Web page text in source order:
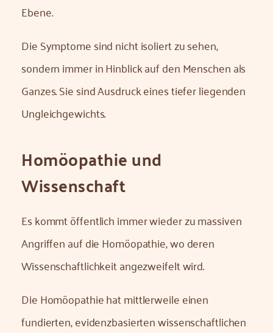
Ebene.
Die Symptome sind nicht isoliert zu sehen,
sondern immer in Hinblick auf den Menschen als
Ganzes. Sie sind Ausdruck eines tiefer liegenden
Ungleichgewichts.
Homöopathie und
Wissenschaft
Es kommt öffentlich immer wieder zu massiven
Angriffen auf die Homöopathie, wo deren
Wissenschaftlichkeit angezweifelt wird.
Die Homöopathie hat mittlerweile einen
fundierten, evidenzbasierten wissenschaftlichen